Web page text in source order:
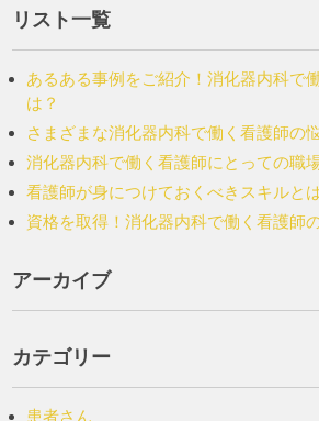
リスト一覧
あるある事例をご紹介！消化器内科で
は？
さまざまな消化器内科で働く看護師の
消化器内科で働く看護師にとっての職
看護師が身につけておくべきスキルと
資格を取得！消化器内科で働く看護師
アーカイブ
カテゴリー
患者さん